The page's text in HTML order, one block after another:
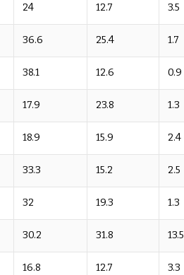
24 12.7 3.5
36.6 25.4 1.7
38.1 12.6 0.9
17.9 23.8 1.3
18.9 15.9 2.4
33.3 15.2 2.5
32 19.3 1.3
30.2 31.8 13.5
16.8 12.7 3.3